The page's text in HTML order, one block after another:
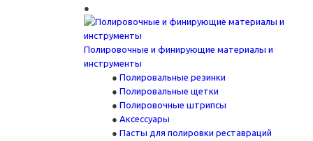
Полировочные и финирующие материалы и
инструменты
Полировальные резинки
Полировальные щетки
Полировочные штрипсы
Аксессуары
Пасты для полировки реставраций